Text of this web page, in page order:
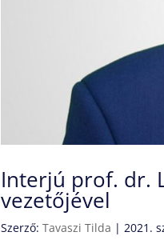
Interjú prof. dr.
vezetőjével
Szerző:Tavaszi Tilda |2021.